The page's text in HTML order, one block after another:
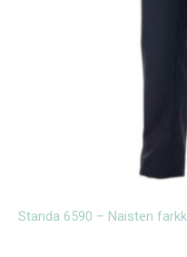
Standa 6590 – Naisten